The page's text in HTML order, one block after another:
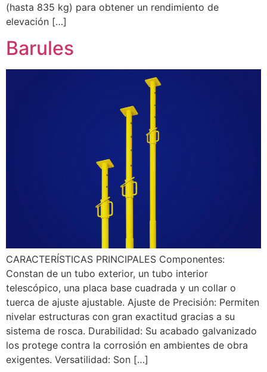
(hasta 835 kg) para obtener un rendimiento de
elevación […]
Barules
CARACTERÍSTICAS PRINCIPALES Componentes:
Constan de un tubo exterior, un tubo interior
telescópico, una placa base cuadrada y un collar o
tuerca de ajuste ajustable. Ajuste de Precisión: Permiten
nivelar estructuras con gran exactitud gracias a su
sistema de rosca. Durabilidad: Su acabado galvanizado
los protege contra la corrosión en ambientes de obra
exigentes. Versatilidad: Son […]